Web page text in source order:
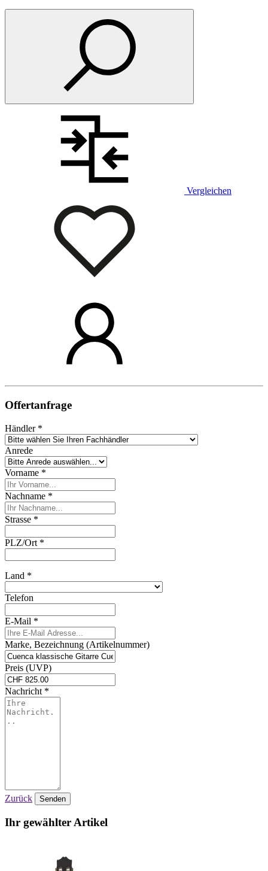
Vergleichen
Offertanfrage
Händler *
Anrede
Vorname *
Nachname *
Strasse *
PLZ/Ort *
Land *
Telefon
E-Mail *
Marke, Bezeichnung (Artikelnummer)
Preis (UVP)
Nachricht *
Zurück Senden
Ihr gewählter Artikel